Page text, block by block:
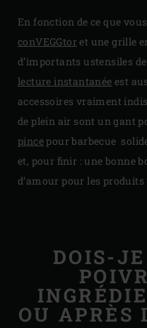
En fonction de ce que
conVEGGtor et une grille
d’importants ustensiles
lecture instantanée est
accessoires vraiment
de plein air sont un gant
pince pour barbecue
et, pour finir : une bonne
d’amour pour les
DOIS-
OU APRÈS